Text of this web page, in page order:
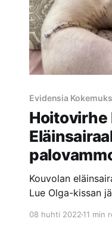
Evidensia
Hoitovirhe
Kouvolan
Lue Olga-kissan
08 huhti 202211 min